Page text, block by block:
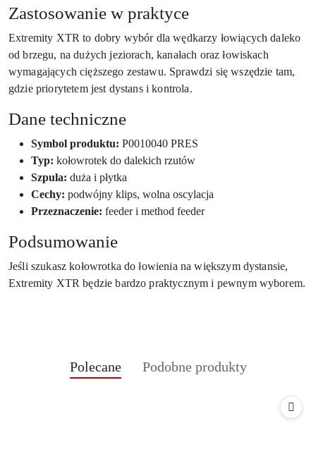
Zastosowanie w praktyce
Extremity XTR to dobry wybór dla wędkarzy łowiących daleko
od brzegu, na dużych jeziorach, kanałach oraz łowiskach
wymagających cięższego zestawu. Sprawdzi się wszędzie tam,
gdzie priorytetem jest dystans i kontrola.
Dane techniczne
Symbol produktu: P0010040 PRES
Typ: kołowrotek do dalekich rzutów
Szpula: duża i płytka
Cechy: podwójny klips, wolna oscylacja
Przeznaczenie: feeder i method feeder
Podsumowanie
Jeśli szukasz kołowrotka do łowienia na większym dystansie,
Extremity XTR będzie bardzo praktycznym i pewnym wyborem.
Pomiń karuzelę produktów
Produkty
Polecane
Produkty
Podobne produkty